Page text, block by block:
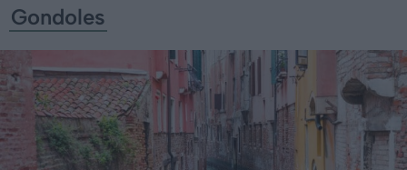
Gondoles